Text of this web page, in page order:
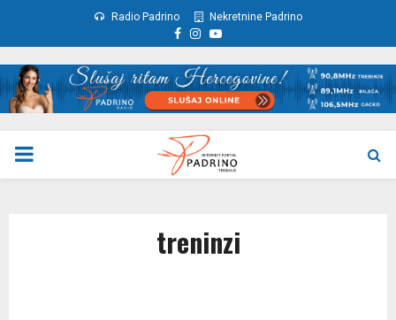
Radio Padrino Nekretnine Padrino
Facebook
Instagram
Youtube
PRIMARY
treninzi